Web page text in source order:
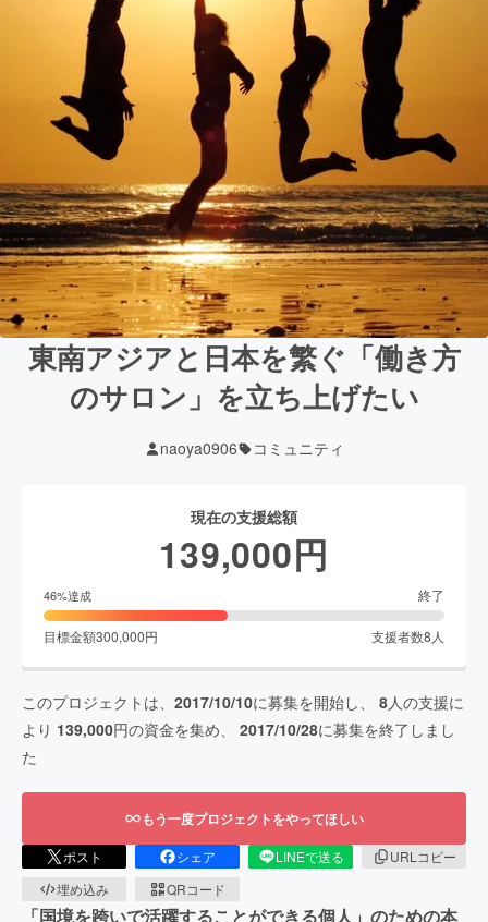
東南アジアと日本を繁ぐ「働き方
のサロン」を立ち上げたい
naoya0906 コミュニティ
現在の支援総額
139,000円
46%達成 終了
目標金額300,000円 支援者数8 人
このプロジェクトは、 2017/10/10に募集を開始し、 8人の支援に
より 139,000円の資金を集め、 2017/10/28に募集を終了しまし
た
もう一度プロジェクトをやってほしい
ポスト シェア LINEで送る
URLコピー
埋め込み
QRコード
「国境を跨いで活躍することができる個人」のための本